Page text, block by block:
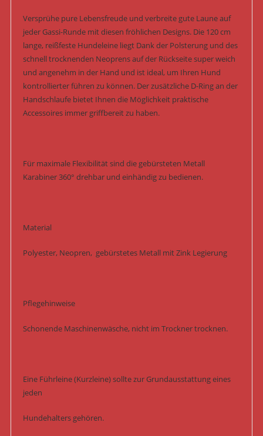
Versprühe pure Lebensfreude und verbreite gute Laune auf
jeder Gassi-Runde mit diesen fröhlichen Designs. Die 120 cm
lange, reißfeste Hundeleine liegt Dank der Polsterung und des
schnell trocknenden Neoprens auf der Rückseite super weich
und angenehm in der Hand und ist ideal, um Ihren Hund
kontrollierter führen zu können. Der zusätzliche D-Ring an der
Handschlaufe bietet Ihnen die Möglichkeit praktische
Accessoires immer griffbereit zu haben.
Für maximale Flexibilität sind die gebürsteten Metall
Karabiner 360° drehbar und einhändig zu bedienen.
Material
Polyester, Neopren, gebürstetes Metall mit Zink Legierung
Pflegehinweise
Schonende Maschinenwäsche, nicht im Trockner trocknen.
Eine Führleine (Kurzleine) sollte zur Grundausstattung eines
jeden
Hundehalters gehören.